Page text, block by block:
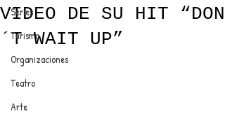
ANUNCIATE CON NOSOTROS
PARA MÁS INFORMACIÓN:
Series
Turismo
Organizaciones
Teatro
Arte
VIDEO DE SU HIT “DON
´T WAIT UP”